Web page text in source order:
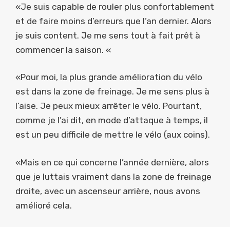
«Je suis capable de rouler plus confortablement
et de faire moins d’erreurs que l’an dernier. Alors
je suis content. Je me sens tout à fait prêt à
commencer la saison. «
«Pour moi, la plus grande amélioration du vélo
est dans la zone de freinage. Je me sens plus à
l’aise. Je peux mieux arrêter le vélo. Pourtant,
comme je l’ai dit, en mode d’attaque à temps, il
est un peu difficile de mettre le vélo (aux coins).
«Mais en ce qui concerne l’année dernière, alors
que je luttais vraiment dans la zone de freinage
droite, avec un ascenseur arrière, nous avons
amélioré cela.